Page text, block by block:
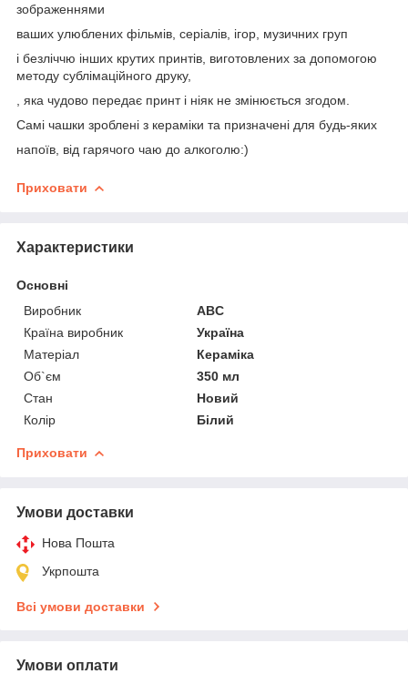
зображеннями
ваших улюблених фільмів, серіалів, ігор, музичних груп
і безліччю інших крутих принтів, виготовлених за допомогою
методу сублімаційного друку,
, яка чудово передає принт і ніяк не змінюється згодом.
Самі чашки зроблені з кераміки та призначені для будь-яких
напоїв, від гарячого чаю до алкоголю:)
Приховати
Характеристики
Основні
Виробник
ABC
Країна виробник
Україна
Матеріал
Кераміка
Об`єм
350 мл
Стан
Новий
Колір
Білий
Приховати
Умови доставки
Нова Пошта
Укрпошта
Всі умови доставки
Умови оплати